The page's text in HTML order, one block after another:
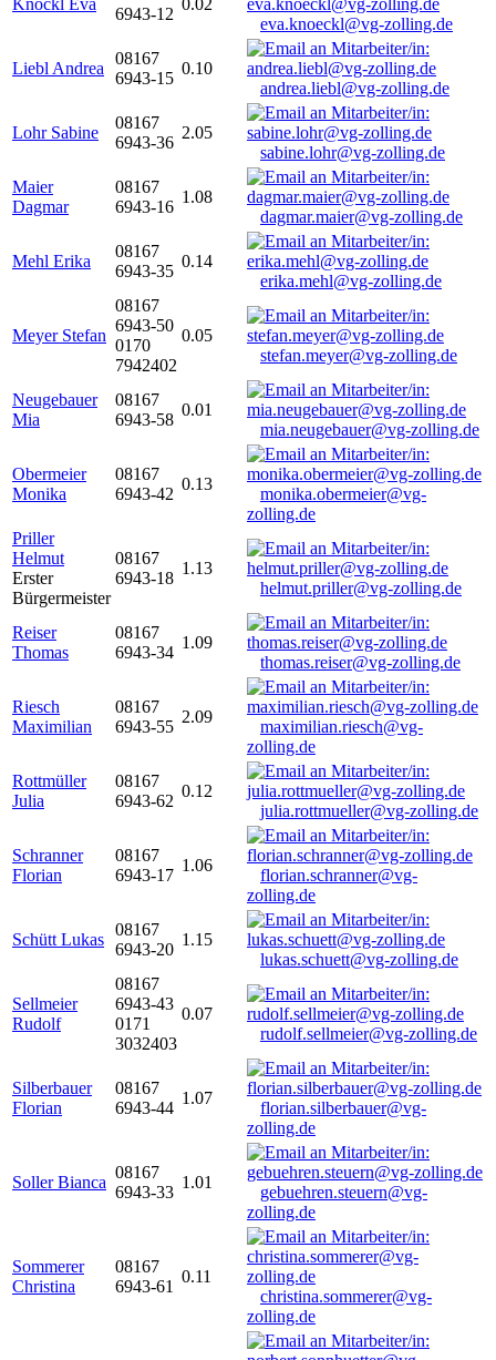
Knöckl Eva
6943-12
0.02
eva.knoeckl@vg-zolling.de
Liebl Andrea
08167
6943-15
0.10
andrea.liebl@vg-zolling.de
Lohr Sabine
08167
6943-36
2.05
sabine.lohr@vg-zolling.de
Maier
Dagmar
08167
6943-16
1.08
dagmar.maier@vg-zolling.de
Mehl Erika
08167
6943-35
0.14
erika.mehl@vg-zolling.de
Meyer Stefan
08167
6943-50
0170
7942402
0.05
stefan.meyer@vg-zolling.de
Neugebauer
Mia
08167
6943-58
0.01
mia.neugebauer@vg-zolling.de
Obermeier
Monika
08167
6943-42
0.13
monika.obermeier@vg-
zolling.de
Priller
Helmut
Erster
Bürgermeister
08167
6943-18
1.13
helmut.priller@vg-zolling.de
Reiser
Thomas
08167
6943-34
1.09
thomas.reiser@vg-zolling.de
Riesch
Maximilian
08167
6943-55
2.09
maximilian.riesch@vg-
zolling.de
Rottmüller
Julia
08167
6943-62
0.12
julia.rottmueller@vg-zolling.de
Schranner
Florian
08167
6943-17
1.06
florian.schranner@vg-
zolling.de
Schütt Lukas
08167
6943-20
1.15
lukas.schuett@vg-zolling.de
Sellmeier
Rudolf
08167
6943-43
0171
3032403
0.07
rudolf.sellmeier@vg-zolling.de
Silberbauer
Florian
08167
6943-44
1.07
florian.silberbauer@vg-
zolling.de
Soller Bianca
08167
6943-33
1.01
gebuehren.steuern@vg-
zolling.de
Sommerer
Christina
08167
6943-61
0.11
christina.sommerer@vg-
zolling.de